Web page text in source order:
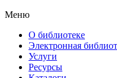
Меню
О библиотеке
Электронная
Услуги
Ресурсы